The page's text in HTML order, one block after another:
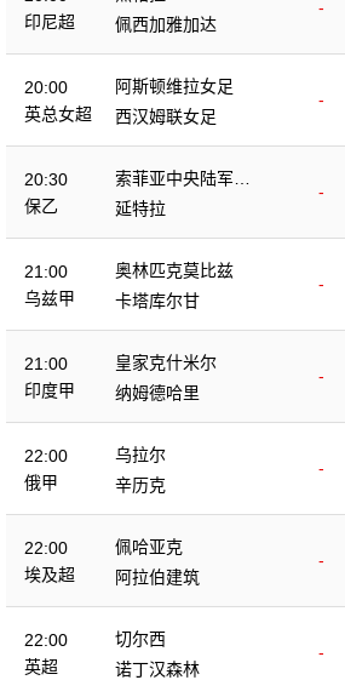
印尼超
-
佩西加雅加达
20:00
英总女超
阿斯顿维拉女足
-
西汉姆联女足
20:30
保乙
索菲亚中央陆军B
队
-
延特拉
21:00
乌兹甲
奥林匹克莫比兹
-
卡塔库尔甘
21:00
印度甲
皇家克什米尔
-
纳姆德哈里
22:00
俄甲
乌拉尔
-
辛历克
22:00
埃及超
佩哈亚克
-
阿拉伯建筑
22:00
英超
切尔西
-
诺丁汉森林